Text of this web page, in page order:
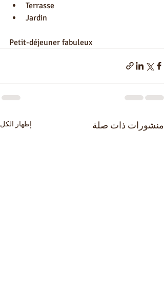
Terrasse
Jardin
Petit-déjeuner fabuleux
منشورات ذات صلة إظهار الكل